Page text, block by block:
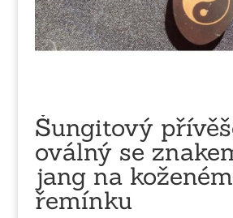
Šungitový
oválný se
jang na koženém
řemínku